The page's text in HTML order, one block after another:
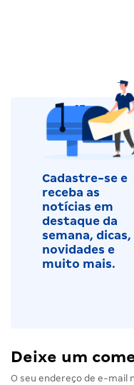
Cadastre-se e
receba as
notícias em
destaque da
semana, dicas,
novidades e
muito mais.
Deixe um
O seu endereço de e-mail